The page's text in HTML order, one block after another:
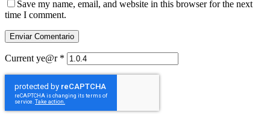
Save my name, email, and website in this browser for the next
time I comment.
Current ye@r *